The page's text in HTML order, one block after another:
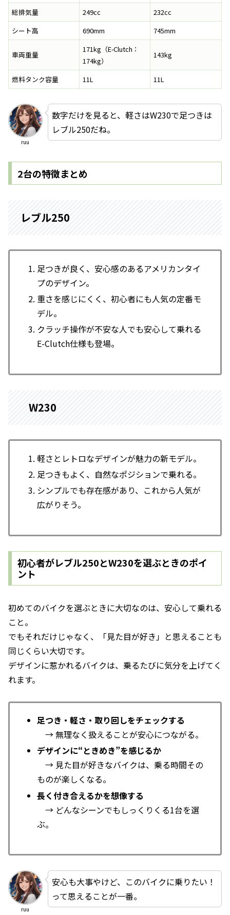
総排気量 249cc
232cc
シート高
690mm 745mm
車両重量
171kg（E-Clutch：
174kg）
143kg
燃料タンク容量 11L 11L
ruu
数字だけを見ると、軽さはW230で足つきは
レブル250だね。
2台の特徴まとめ
レブル250
足つきが良く、安心感のあるアメリカンタイ
プのデザイン。
重さを感じにくく、初心者にも人気の定番モ
デル。
クラッチ操作が不安な人でも安心して乗れる
E-Clutch仕様も登場。
W230
軽さとレトロなデザインが魅力の新モデル。
足つきもよく、自然なポジションで乗れる。
シンプルでも存在感があり、これから人気が
広がりそう。
初心者がレブル250とW230を選ぶときのポイ
ント
初めてのバイクを選ぶときに大切なのは、安心して乗れる
こと。
でもそれだけじゃなく、「見た目が好き」と思えることも
同じくらい大切です。
デザインに惹かれるバイクは、乗るたびに気分を上げてく
れます。
足つき・軽さ・取り回しをチェックする
→ 無理なく扱えることが安心につながる。
デザインに“ときめき”を感じるか
→ 見た目が好きなバイクは、乗る時間その
ものが楽しくなる。
長く付き合えるかを想像する
→ どんなシーンでもしっくりくる1台を選
ぶ。
ruu
安心も大事やけど、このバイクに乗りたい！
って思えることが一番。